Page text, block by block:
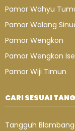
Pamor Wahyu
Pamor Walang
Pamor Wengkon
Pamor Wengkon
Pamor Wiji Timun
CARI SESUAI
Tangguh